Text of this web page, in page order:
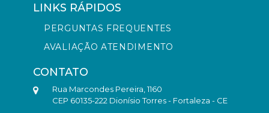
LINKS RÁPIDOS
PERGUNTAS FREQUENTES
AVALIAÇÃO ATENDIMENTO
CONTATO
Rua Marcondes Pereira, 1160
CEP 60135-222 Dionísio Torres - Fortaleza - CE